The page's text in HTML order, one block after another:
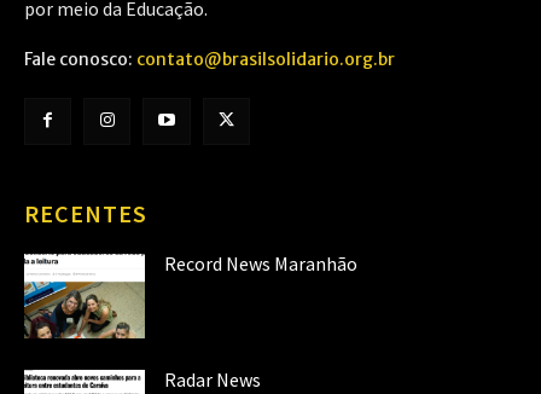
por meio da Educação.
Fale conosco: contato@brasilsolidario.org.br
RECENTES
Record News Maranhão
Radar News